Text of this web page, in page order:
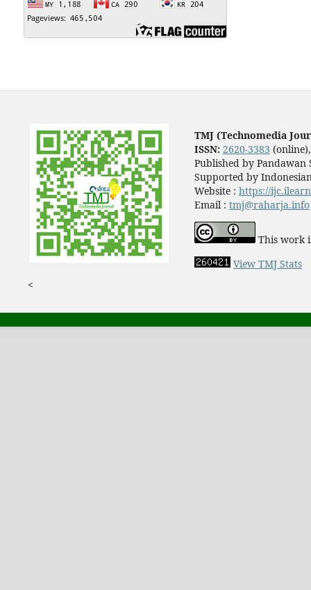
TMJ (Technomedia
ISSN: 2620-3383
Published by Pandawan
Supported by
Website : https://
Email : tmj@raharja.info
This work
View TMJ Stats
<